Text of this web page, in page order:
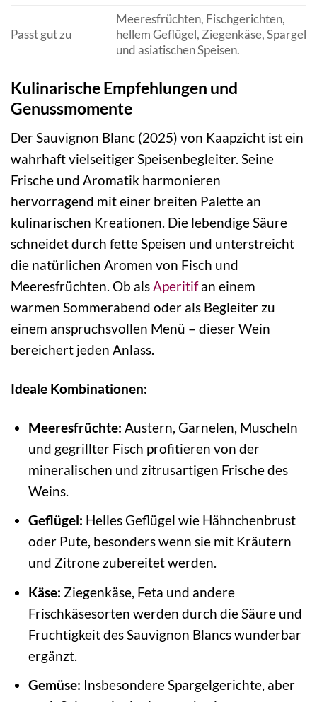
Passt gut zu
Meeresfrüchten, Fischgerichten,
hellem Geflügel, Ziegenkäse, Spargel
und asiatischen Speisen.
Kulinarische Empfehlungen und
Genussmomente
Der Sauvignon Blanc (2025) von Kaapzicht ist ein
wahrhaft vielseitiger Speisenbegleiter. Seine
Frische und Aromatik harmonieren
hervorragend mit einer breiten Palette an
kulinarischen Kreationen. Die lebendige Säure
schneidet durch fette Speisen und unterstreicht
die natürlichen Aromen von Fisch und
Meeresfrüchten. Ob alsAperitifan einem
warmen Sommerabend oder als Begleiter zu
einem anspruchsvollen Menü – dieser Wein
bereichert jeden Anlass.
Ideale Kombinationen:
Meeresfrüchte: Austern, Garnelen, Muscheln
und gegrillter Fisch profitieren von der
mineralischen und zitrusartigen Frische des
Weins.
Geflügel: Helles Geflügel wie Hähnchenbrust
oder Pute, besonders wenn sie mit Kräutern
und Zitrone zubereitet werden.
Käse: Ziegenkäse, Feta und andere
Frischkäsesorten werden durch die Säure und
Fruchtigkeit des Sauvignon Blancs wunderbar
ergänzt.
Gemüse: Insbesondere Spargelgerichte, aber